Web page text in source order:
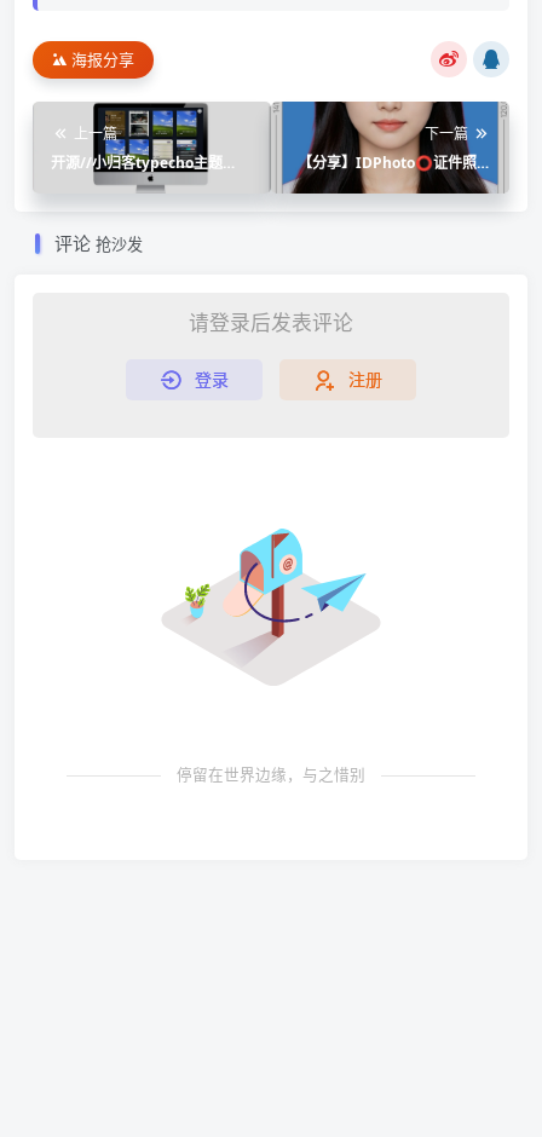
海报分享
上一篇
开源//小归客typecho主题
下一篇
【分享】IDPhoto⭕证件照神
器⭕一键改尺寸，背景颜色
评论 抢沙发
请登录后发表评论
登录 注册
停留在世界边缘，与之惜别